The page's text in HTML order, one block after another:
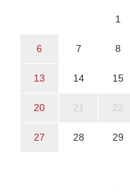
1
6 7 8
13 14 15
20 21 22
27 28 29